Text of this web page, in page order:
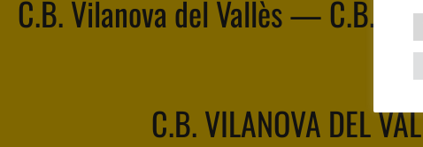
C.B. Vilanova del Vallès — C.B. La
C.B. VILANOVA DEL